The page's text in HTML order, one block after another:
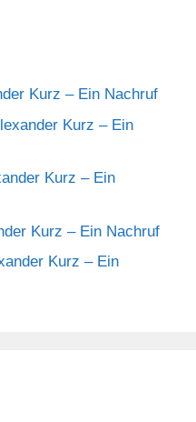
Kurz – Ein Nachruf
Kurz – Ein
Kurz – Ein
Kurz – Ein Nachruf
Kurz – Ein